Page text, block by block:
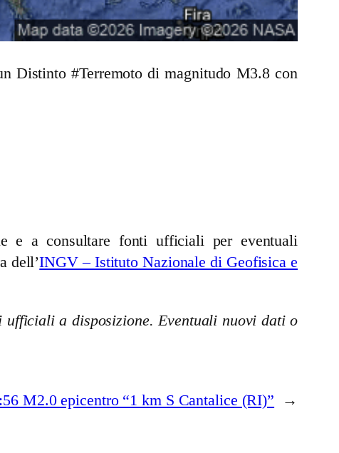
Distinto #Terremoto di magnitudo M3.8 con
e a consultare fonti ufficiali per eventuali
dell’INGV – Istituto Nazionale di Geofisica e
a disposizione. Eventuali nuovi dati o
M2.0 epicentro “1 km S Cantalice (RI)” →